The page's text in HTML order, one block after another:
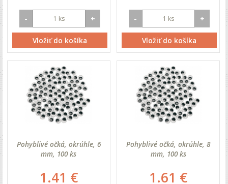
- +
Vložiť do košíka
- +
Vložiť do košíka
Pohyblivé očká, okrúhle, 6
mm, 100 ks
1.41 €
Pohyblivé očká, okrúhle, 8
mm, 100 ks
1.61 €